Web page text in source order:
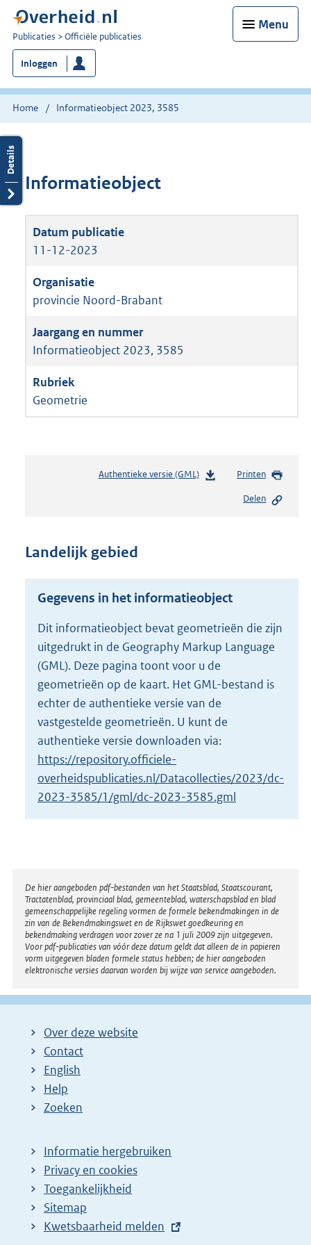
Menu
U
bent
nu
hier:
Publicaties Officiële publicaties
Inloggen
Home Informatieobject 2023, 3585
Informatieobject
11-12-2023
provincie Noord-Brabant
Informatieobject 2023, 3585
Geometrie
Authentieke versie (GML)b
s
r
o
t
t
e
3
3
1
Printen
Delen
Landelijk gebied
Gegevens in het informatieobject
Dit informatieobject bevat geometrieën die zijn
uitgedrukt in de Geography Markup Language
(GML). Deze pagina toont voor u de
geometrieën op de kaart. Het GML-bestand is
echter de authentieke versie van de
vastgestelde geometrieën. U kunt de
authentieke versie downloaden via:
https://repository.officiele-
overheidspublicaties.nl/Datacollecties/2023/dc-
2023-3585/1/gml/dc-2023-3585.gml
Disclaimer
De hier aangeboden pdf-bestanden van het Staatsblad, Staatscourant,
Tractatenblad, provinciaal blad, gemeenteblad, waterschapsblad en blad
gemeenschappelijke regeling vormen de formele bekendmakingen in de
zin van de Bekendmakingswet en de Rijkswet goedkeuring en
bekendmaking verdragen voor zover ze na 1 juli 2009 zijn uitgegeven.
Voor pdf-publicaties van vóór deze datum geldt dat alleen de in papieren
vorm uitgegeven bladen formele status hebben; de hier aangeboden
elektronische versies daarvan worden bij wijze van service aangeboden.
Over deze website
Contact
English
Help
Zoeken
Informatie hergebruiken
Privacy en cookies
Toegankelijkheid
Sitemap
E
Kwetsbaarheid melden